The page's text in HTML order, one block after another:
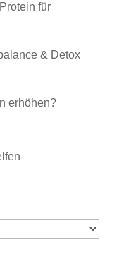
für
& Detox
erhöhen?